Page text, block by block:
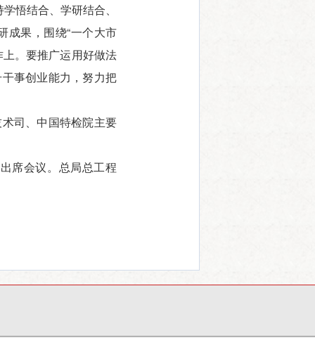
悟结合、学研结合、
成果，围绕“一个大市
。要推广运用好做法
事创业能力，努力把
司、中国特检院主要
席会议。总局总工程